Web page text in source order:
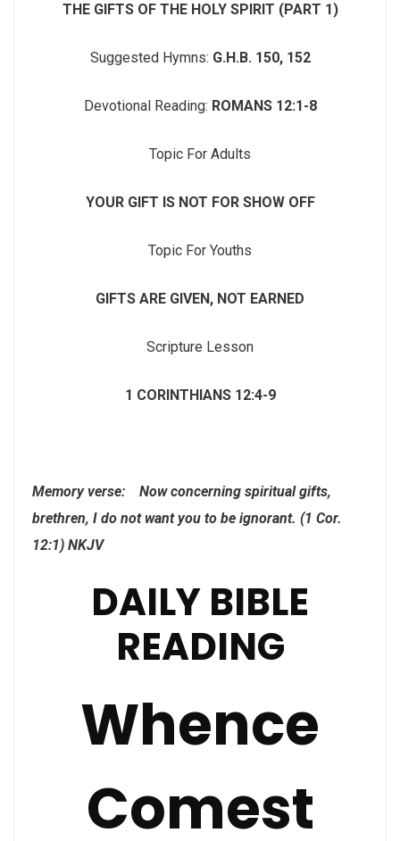
THE GIFTS OF THE HOLY SPIRIT (PART 1)
Suggested Hymns: G.H.B. 150, 152
Devotional Reading: ROMANS 12:1-8
Topic For Adults
YOUR GIFT IS NOT FOR SHOW OFF
Topic For Youths
GIFTS ARE GIVEN, NOT EARNED
Scripture Lesson
1 CORINTHIANS 12:4-9
Memory verse: Now concerning spiritual gifts,
brethren, I do not want you to be ignorant. (1 Cor.
12:1) NKJV
DAILY BIBLE
READING
Whence
Comest